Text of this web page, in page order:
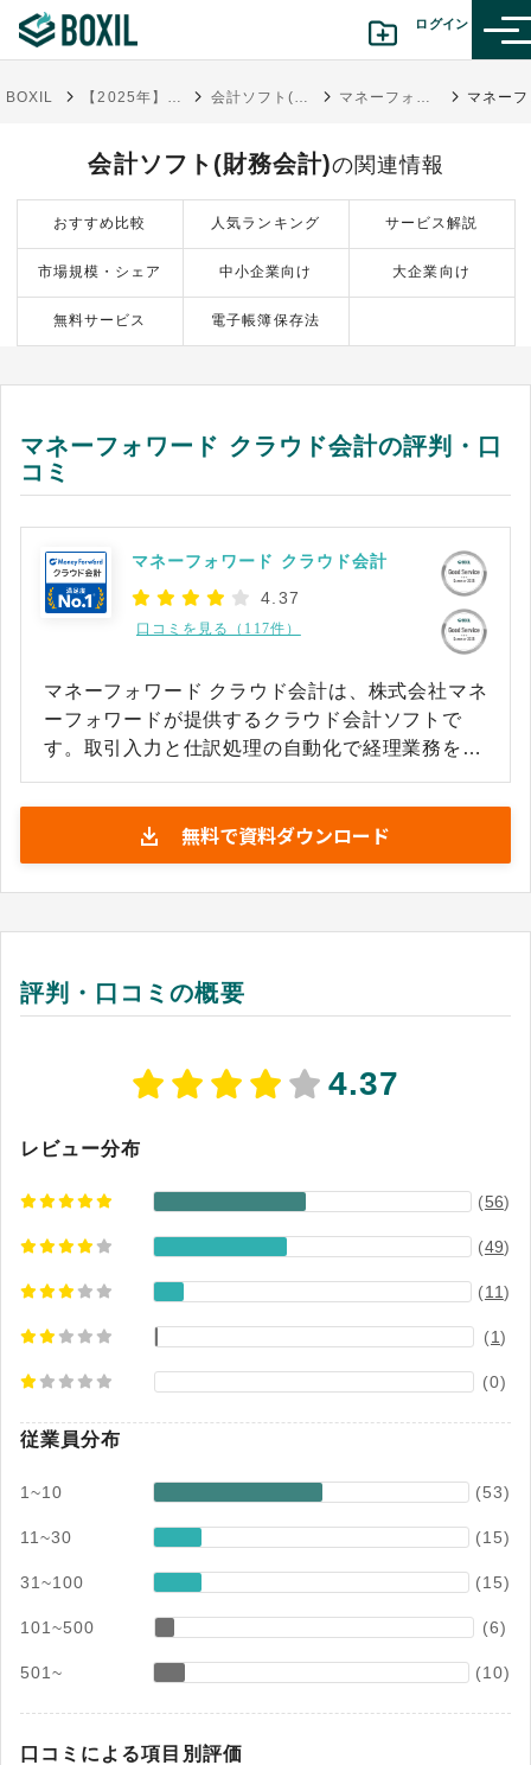
ログイン
診断から探す(β版)
記事から探す
BOXILの使い方ガイド
BOXIL 【2025年】会計ソフトおすすめ比較14選！企業規模別タイプ分け 会計ソフト(財務会計) マネーフォワード クラウド会計
会計ソフト(財務会計)の関連情報
おすすめ比較 人気ランキング サービス解説
市場規模・シェア 中小企業向け 大企業向け
無料サービス 電子帳簿保存法
マネーフォワード クラウド会計の評判・口
コミ
マネーフォワード クラウド会計
4.37
口コミを見る（117件）
マネーフォワード クラウド会計は、株式会社マネ
ーフォワードが提供するクラウド会計ソフトで
す。取引入力と仕訳処理の自動化で経理業務を大
記対応の直感的な操作画面と電話サポートによ
り、導入初心者でも安心して使い始められること
が特徴です。 また、請求書管理や経費精算、給与
計算など、バックオフィス業務全体を株式会社マ
ド クラウドシリーズは初期費用・解約料無料で利
用でき、導入時のコスト負担を抑えられます。
無料で資料ダウンロード
評判・口コミの概要
4.37
レビュー分布
(56)
(49)
(11)
(1)
(0)
従業員分布
1~10 (53)
11~30 (15)
31~100 (15)
101~500 (6)
501~ (10)
口コミによる項目別評価